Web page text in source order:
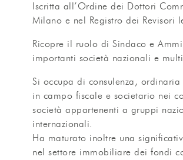
Iscritta all’Ordine dei Dottori
Milano e nel Registro dei Revisori
Ricopre il ruolo di Sindaco e
importanti società nazionali e
Si occupa di consulenza,
in campo fiscale e societario nei
società appartenenti a gruppi
internazionali.
Ha maturato inoltre una
nel settore immobiliare dei fondi